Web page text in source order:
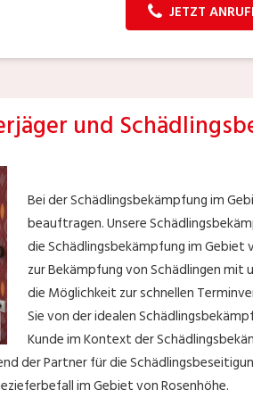
JETZT
und
Bei der Schädlingsbekämpfung im
beauftragen. Unsere
die Schädlingsbekämpfung im Gebiet
zur Bekämpfung von Schädlingen mit
die Möglichkeit zur schnellen
Sie von der idealen
Kunde im Kontext der
der Partner für die
im Gebiet von Rosenhöhe.